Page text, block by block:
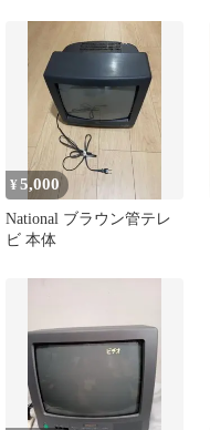
¥5,000
National ブラウン管テレ
ビ 本体